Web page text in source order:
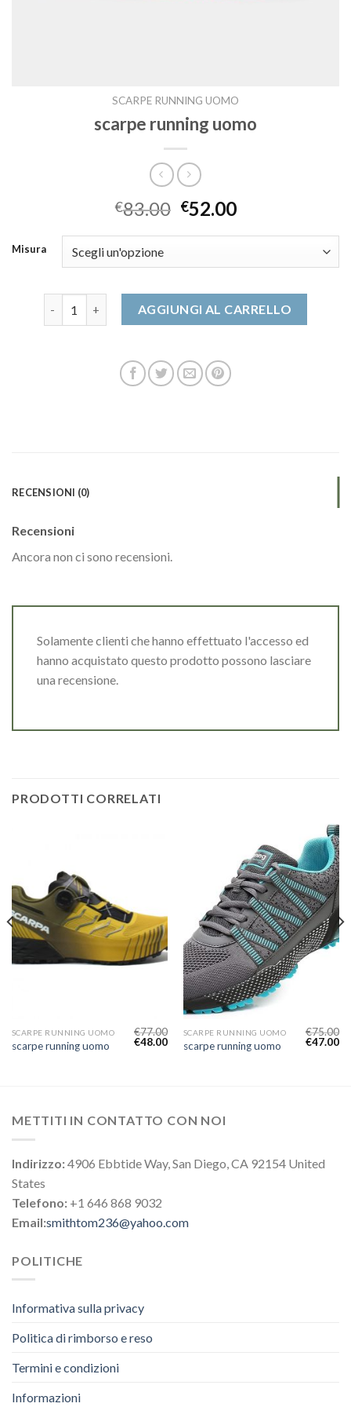
SCARPE RUNNING UOMO
scarpe running uomo
€83.00 €52.00
Misura
scarpe running uomo quantitàAGGIUNGI AL CARRELLO
RECENSIONI (0)
Recensioni
Ancora non ci sono recensioni.
Solamente clienti che hanno effettuato l'accesso ed
hanno acquistato questo prodotto possono lasciare
una recensione.
PRODOTTI CORRELATI
SCARPE RUNNING UOMO
scarpe running uomo
€77.00
€48.00
SCARPE RUNNING UOMO
scarpe running uomo
€75.00
€47.00
METTITI IN CONTATTO CON NOI
Indirizzo:4906 Ebbtide Way, San Diego, CA 92154 United
States
Telefono: +1 646 868 9032
Email:smithtom236@yahoo.com
POLITICHE
Informativa sulla privacy
Politica di rimborso e reso
Termini e condizioni
Informazioni